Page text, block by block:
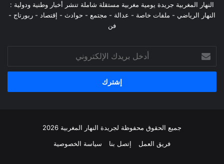
النهار المغربية جريدة يومية مغربية مستقلة شاملة تنشر أخبار وطنية ودولية :
النهار الرياضي - ملفات خاصة - عدالة - مجتمع - حوادث - إقتصاد - ربورتاج -
فن
أدخل
بريدك
الإلكتروني
جميع الحقوق محفوظة لجريدة النهار المغربية 2026
فريق العمل
إتصل بنا سياسة الخصوصية